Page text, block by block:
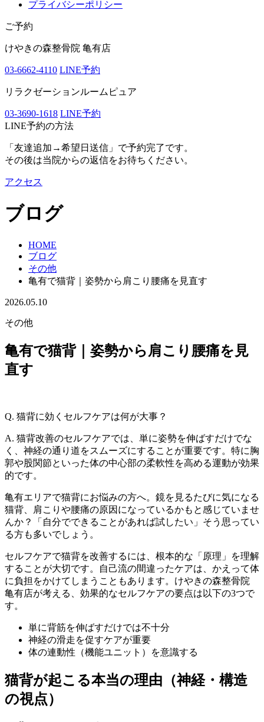
プライバシーポリシー
ご予約
けやきの森整骨院 亀有店
03-6662-4110 LINE予約
リラクゼーションルームピュア
03-3690-1618 LINE予約
LINE予約の方法
「友達追加→希望日送信」で予約完了です。
その後は当院からの返信をお待ちください。
アクセス
ブログ
HOME
ブログ
その他
亀有で猫背｜姿勢から肩こり腰痛を見直す
2026.05.10
その他
亀有で猫背｜姿勢から肩こり腰痛を見
直す
Q. 猫背に効くセルフケアは何が大事？
A. 猫背改善のセルフケアでは、単に姿勢を伸ばすだけでな
く、神経の通り道をスムーズにすることが重要です。特に胸
郭や股関節といった体の中心部の柔軟性を高める運動が効果
的です。
亀有エリアで猫背にお悩みの方へ。鏡を見るたびに気になる
猫背、肩こりや腰痛の原因になっているかもと感じていませ
んか？「自分でできることがあれば試したい」そう思ってい
る方も多いでしょう。
セルフケアで猫背を改善するには、根本的な「原理」を理解
することが大切です。自己流の間違ったケアは、かえって体
に負担をかけてしまうこともあります。けやきの森整骨院
亀有店が考える、効果的なセルフケアの要点は以下の3つで
す。
単に背筋を伸ばすだけでは不十分
神経の滑走を促すケアが重要
体の連動性（機能ユニット）を意識する
猫背が起こる本当の理由（神経・構造
の視点）